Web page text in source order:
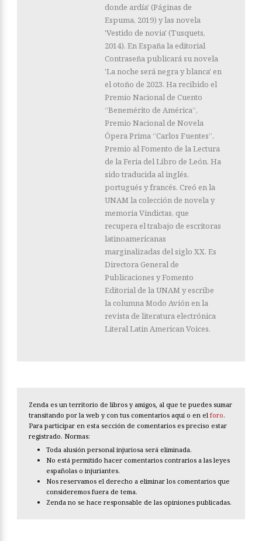
donde ardía' (Páginas de
Espuma, 2019) y las novela
'Vestido de novia' (Tusquets,
2014). En España la editorial
Contraseña publicará su novela
'La noche será negra y blanca' en
el otoño de 2023. Ha recibido el
Premio Nacional de Cuento
“Benemérito de América”,
Premio Nacional de Novela
Ópera Prima “Carlos Fuentes”,
Premio al Fomento de la Lectura
de la Feria del Libro de León. Ha
sido traducida al inglés,
portugués y francés. Creó en la
UNAM la colección de novela y
memoria Vindictas, que
recupera el trabajo de escritoras
latinoamericanas
marginalizadas del siglo XX. Es
Directora General de
Publicaciones y Fomento
Editorial de la UNAM y escribe
la columna Modo Avión en la
revista de literatura electrónica
Literal Latin American Voices.
Zenda es un territorio de libros y amigos, al que te puedes sumar
transitando por la web y con tus comentarios aquí o en el foro.
Para participar en esta sección de comentarios es preciso estar
registrado. Normas:
Toda alusión personal injuriosa será eliminada.
No está permitido hacer comentarios contrarios a las leyes
españolas o injuriantes.
Nos reservamos el derecho a eliminar los comentarios que
consideremos fuera de tema.
Zenda no se hace responsable de las opiniones publicadas.